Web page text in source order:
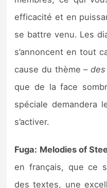
efficacité et en
se battre venu. Les
s’annoncent en tout
cause du thème –
que de la face
spéciale demandera
s’activer.
Fuga: Melodies of
en français, que ce
des textes, une